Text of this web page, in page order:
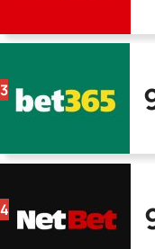
3
4